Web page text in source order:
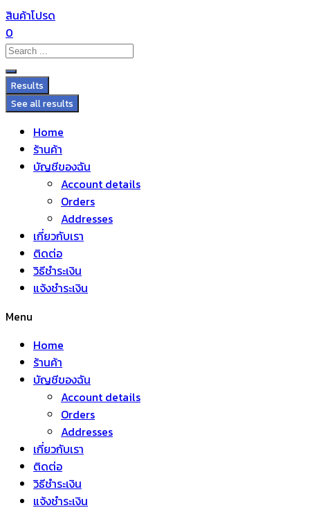
สินค้าโปรด
0
Results
See all results
Home
ร้านค้า
บัญชีของฉัน
Account details
Orders
Addresses
เกี่ยวกับเรา
ติดต่อ
วิธีชำระเงิน
แจ้งชำระเงิน
Menu
Home
ร้านค้า
บัญชีของฉัน
Account details
Orders
Addresses
เกี่ยวกับเรา
ติดต่อ
วิธีชำระเงิน
แจ้งชำระเงิน